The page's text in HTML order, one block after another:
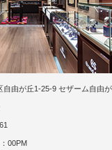
由が丘1-25-9 セザーム自由
00PM